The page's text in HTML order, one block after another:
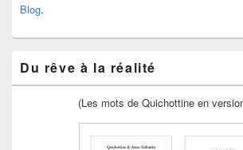
Blog.
Du rêve à la réalité
(Les mots de Quichottine en